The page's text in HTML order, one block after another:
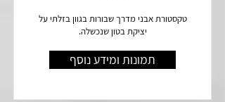
טקסטורת אבני מדרך שבורות בגוון בזלתי על
יציקת בטון שנכשלה.
תמונות ומידע נוסף